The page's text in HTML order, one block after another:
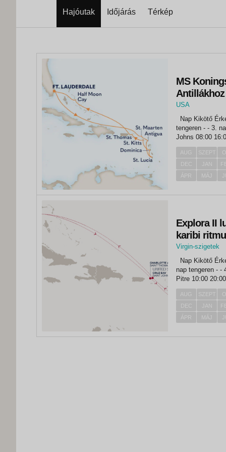
Hajóutak Időjárás Térkép
MS
Antillákhoz
USA
Fort Lauderdale
tengeren - - 3. nap tengeren - - 4. nap Philipsburg 08:00 17:00 5. nap St.
Johns 08:00 16:00 6. nap Castries 08:00 17:00 7. nap
17:00 8....
AUG SZEPT
DEC
JAN
ÁPR
MÁJ
Explora II
karibi
Virgin-szigetek
nap tengeren - - 4. nap Charlotte Amalie 08:00 17:00 5. nap Pointe A
Pitre 10:00 20:00 6. nap Castries 09:00 19:00 7. nap Little Bay
18:00 8. nap...
AUG SZEPT
DEC
JAN
ÁPR
MÁJ